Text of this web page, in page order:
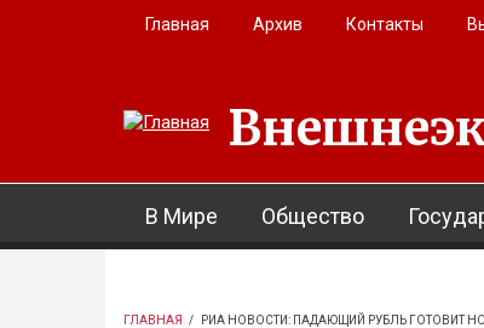
Перейти к основному содержанию
Главная Архив Контакты
В Мире Общество
ГЛАВНАЯ / РИА НОВОСТИ: ПАДАЮЩИЙ РУБЛЬ ГОТОВИТ